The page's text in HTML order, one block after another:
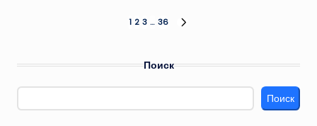
1 2 3 … 36
Поиск
Поиск